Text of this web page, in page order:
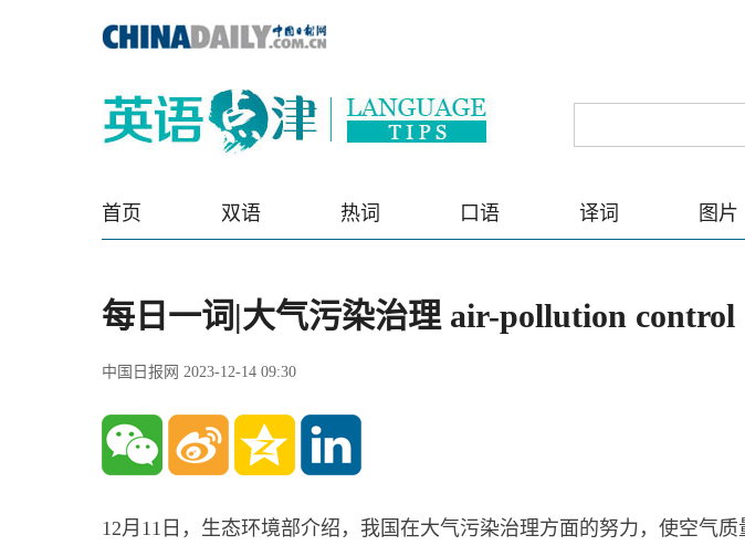
首页 双语 热词 口语 译词 图片
每日一词|大气污染治理 air-pollution control
中国日报网 2023-12-14 09:30
12月11日，生态环境部介绍，我国在大气污染治理方面的努力，使空气